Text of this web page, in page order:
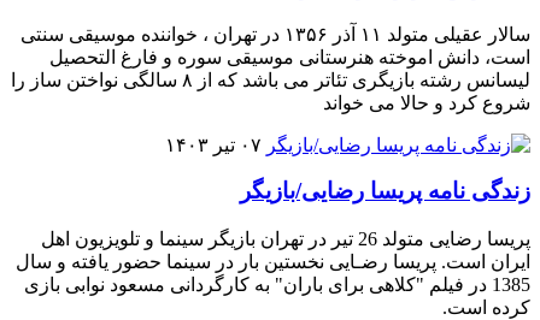
سالار عقیلی متولد ۱۱ آذر ۱۳۵۶ در تهران ، خواننده موسیقی سنتی
است، دانش اموخته هنرستانی موسیقی سوره و فارغ التحصیل
لیسانس رشته بازیگری تئاتر می باشد که از ۸ سالگی نواختن ساز را
شروع کرد و حالا می خواند
۰۷ تیر ۱۴۰۳
زندگی نامه پریسا رضایی/بازیگر
پریسا رضایی متولد 26 تیر در تهران بازیگر سینما و تلویزیون اهل
ایران است. پریسا رضـایی نخستین بار در سینما حضور یافته و سال
1385 در فیلم "کلاهی برای باران" به کارگردانی مسعود نوابی بازی
کرده است.